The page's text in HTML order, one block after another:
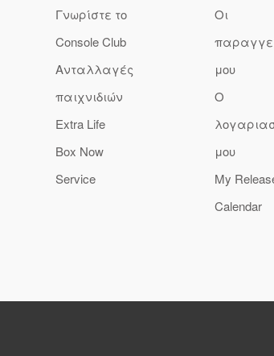
Γνωρίστε το
Console Club
Ανταλλαγές
παιχνιδιών
Extra Life
Box Now
Service
Οι
μου
Ο
μου
My
Calendar